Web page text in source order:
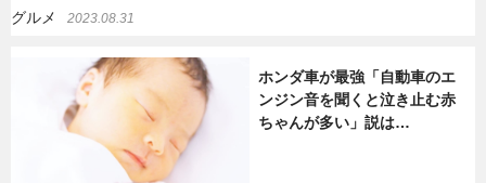
グルメ 2023.08.31
ホンダ車が最強「自動車のエ
ンジン音を聞くと泣き止む赤
ちゃんが多い」説は…